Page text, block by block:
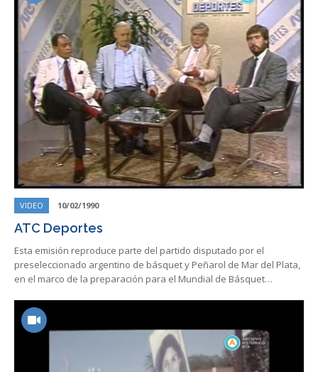
VIDEO 10/02/1990
ATC Deportes
Esta emisión reproduce parte del partido disputado por el
preseleccionado argentino de básquet y Peñarol de Mar del Plata,
en el marco de la preparación para el Mundial de Básquet…